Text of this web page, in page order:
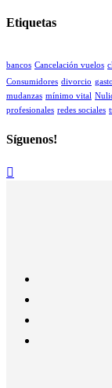
Etiquetas
bancos Cancelación vuelos
Consumidores divorcio
mudanzas mínimo vital
profesionales redes sociales
Síguenos!